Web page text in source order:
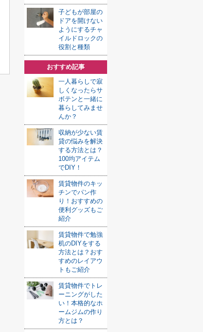
子どもが部屋の
ドアを開けない
ようにするチャ
イルドロックの
役割と種類
おすすめ記事
一人暮らしで寂
しくなったらサ
ボテンと一緒に
暮らしてみませ
んか？
収納が少ない賃
貸の悩みを解決
する方法とは？
100均アイテム
でDIY！
賃貸物件のキッ
チンでパン作
り！おすすめの
便利グッズもご
紹介
賃貸物件で勉強
机のDIYをする
方法とは？おす
すめのレイアウ
トもご紹介
賃貸物件でトレ
ーニングがした
い！本格的なホ
ームジムの作り
方とは？